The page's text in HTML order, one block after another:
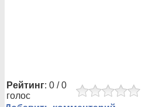
Рейтинг: 0 / 0
голос